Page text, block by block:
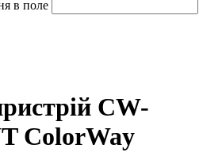
в поле
CW-
ColorWay